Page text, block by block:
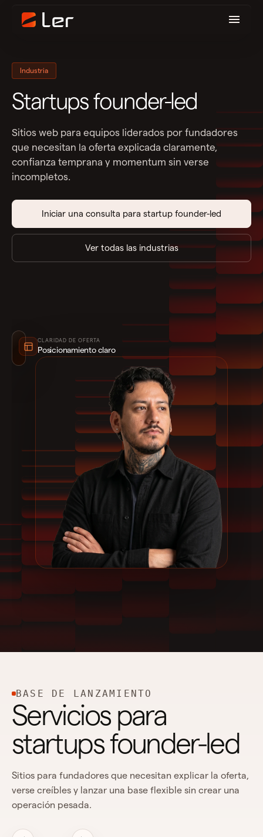
Industria
Startups founder-led
Sitios web para equipos liderados por fundadores
que necesitan la oferta explicada claramente,
confianza temprana y momentum sin verse
incompletos.
Iniciar una consulta para startup founder-led
Ver todas las industrias
CLARIDAD DE OFERTA
Posicionamiento claro
FOUNDER-LED
BASE DE LANZAMIENTO
Servicios para
startups founder-led
Sitios para fundadores que necesitan explicar la oferta,
verse creíbles y lanzar una base flexible sin crear una
operación pesada.